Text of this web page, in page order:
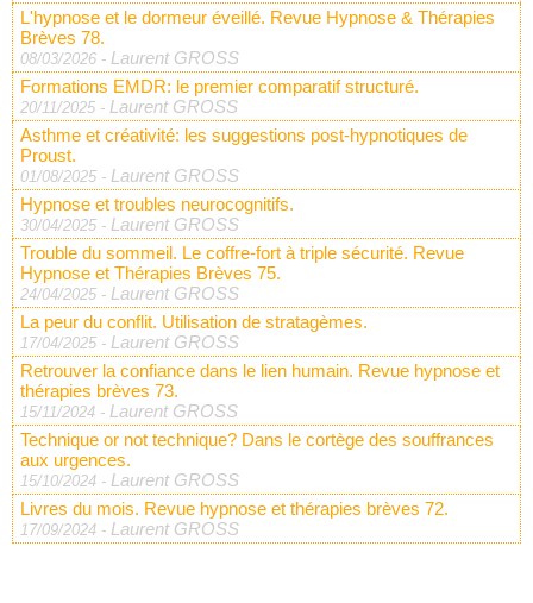
L'hypnose et le dormeur éveillé. Revue Hypnose & Thérapies
Brèves 78.
08/03/2026 - Laurent GROSS
Formations EMDR: le premier comparatif structuré.
20/11/2025 - Laurent GROSS
Asthme et créativité: les suggestions post-hypnotiques de
Proust.
01/08/2025 - Laurent GROSS
Hypnose et troubles neurocognitifs.
30/04/2025 - Laurent GROSS
Trouble du sommeil. Le coffre-fort à triple sécurité. Revue
Hypnose et Thérapies Brèves 75.
24/04/2025 - Laurent GROSS
La peur du conflit. Utilisation de stratagèmes.
17/04/2025 - Laurent GROSS
Retrouver la confiance dans le lien humain. Revue hypnose et
thérapies brèves 73.
15/11/2024 - Laurent GROSS
Technique or not technique? Dans le cortège des souffrances
aux urgences.
15/10/2024 - Laurent GROSS
Livres du mois. Revue hypnose et thérapies brèves 72.
17/09/2024 - Laurent GROSS